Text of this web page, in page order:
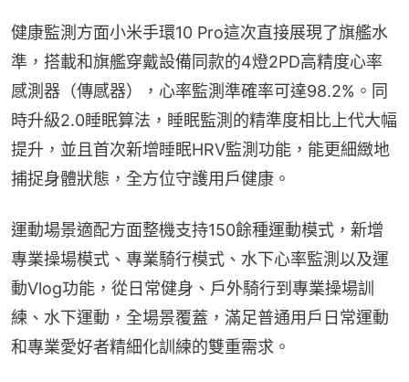
健康監測方面小米手環10 Pro這次直接展現了旗艦水
準，搭載和旗艦穿戴設備同款的4燈2PD高精度心率
感測器（傳感器），心率監測準確率可達98.2%。同
時升級2.0睡眠算法，睡眠監測的精準度相比上代大幅
提升，並且首次新增睡眠HRV監測功能，能更細緻地
捕捉身體狀態，全方位守護用戶健康。
運動場景適配方面整機支持150餘種運動模式，新增
專業操場模式、專業騎行模式、水下心率監測以及運
動Vlog功能，從日常健身、戶外騎行到專業操場訓
練、水下運動，全場景覆蓋，滿足普通用戶日常運動
和專業愛好者精細化訓練的雙重需求。